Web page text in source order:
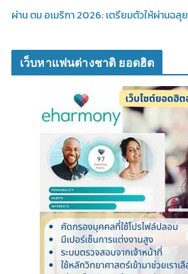
ผ่าน ตม อเมริกา 2026: เตรียมตัวให้ผ่านฉลุย
เว็บหาแฟนต่างชาติ ยอดฮิต